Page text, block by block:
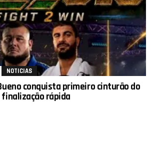
NOTICIAS
conquista primeiro cinturão do
finalização rápida